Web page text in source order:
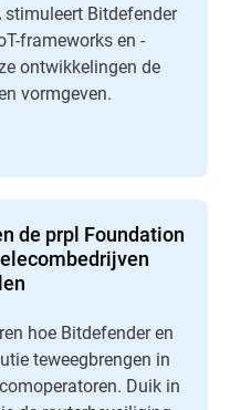
stimuleert Bitdefender
frameworks en -
ontwikkelingen de
vormgeven.
de prpl Foundation
hoe Bitdefender en
teweegbrengen in
Duik in